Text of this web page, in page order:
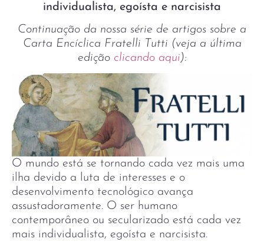
individualista, egoísta e narcisista
Continuação da nossa série de artigos sobre a
Carta Encíclica Fratelli Tutti (veja a última
edição clicando aqui):
O mundo está se tornando cada vez mais uma
ilha devido a luta de interesses e o
desenvolvimento tecnológico avança
assustadoramente. O ser humano
contemporâneo ou secularizado está cada vez
mais individualista, egoísta e narcisista.